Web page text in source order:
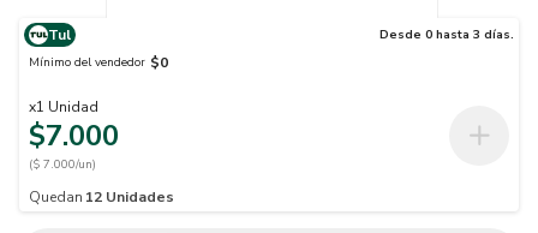
Tul
Desde 0 hasta 3 días.
Mínimo del vendedor $0
x1 Unidad
$7.000
($ 7.000/un)
Quedan 12 Unidades